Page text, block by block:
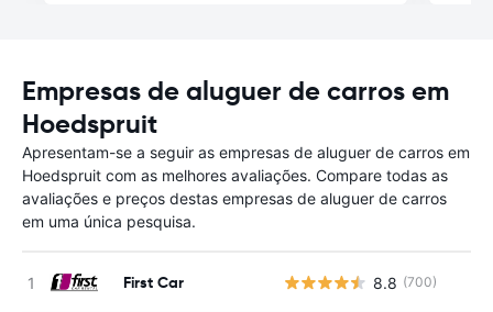
Empresas de aluguer de carros em
Hoedspruit
Apresentam-se a seguir as empresas de aluguer de carros em
Hoedspruit com as melhores avaliações. Compare todas as
avaliações e preços destas empresas de aluguer de carros
em uma única pesquisa.
First Car 8.8 (700)